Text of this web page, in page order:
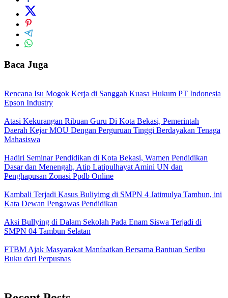
Baca Juga
Rencana Isu Mogok Kerja di Sanggah Kuasa Hukum PT Indonesia
Epson Industry
Atasi Kekurangan Ribuan Guru Di Kota Bekasi, Pemerintah
Daerah Kejar MOU Dengan Perguruan Tinggi Berdayakan Tenaga
Mahasiswa
Hadiri Seminar Pendidikan di Kota Bekasi, Wamen Pendidikan
Dasar dan Menengah, Atip Latipulhayat Amini UN dan
Penghapusan Zonasi Ppdb Online
Kambali Terjadi Kasus Buliyimg di SMPN 4 Jatimulya Tambun, ini
Kata Dewan Pengawas Pendidikan
Aksi Bullying di Dalam Sekolah Pada Enam Siswa Terjadi di
SMPN 04 Tambun Selatan
FTBM Ajak Masyarakat Manfaatkan Bersama Bantuan Seribu
Buku dari Perpusnas